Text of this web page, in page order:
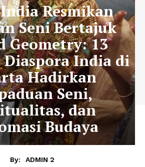
Resmikan
Seni Bertajuk
Geometry: 13
Diaspora India di
Hadirkan
Seni,
dan
Budaya
By:
ADMIN 2